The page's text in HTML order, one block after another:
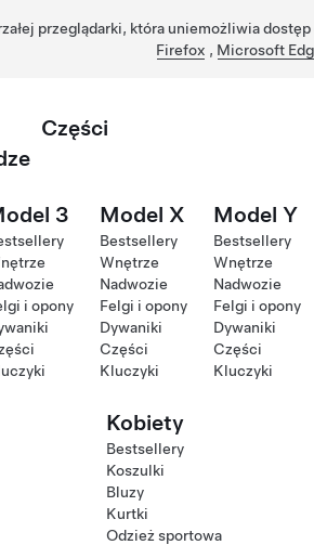
przeglądarki, która uniemożliwia
Firefox , Microsoft
Części
3
i opony
Model X
Bestsellery
Wnętrze
Nadwozie
Felgi i opony
Dywaniki
Części
Kluczyki
Model Y
Bestsellery
Wnętrze
Nadwozie
Felgi i opony
Dywaniki
Części
Kluczyki
Kobiety
Bestsellery
Koszulki
Bluzy
Kurtki
Odzież sportowa